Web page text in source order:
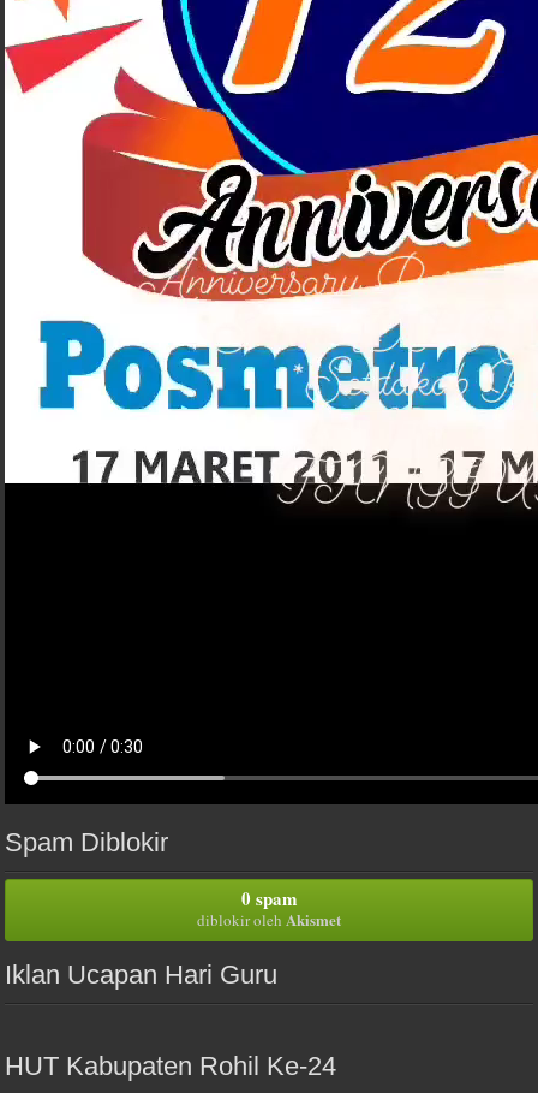
Spam Diblokir
0 spam
diblokir oleh Akismet
Iklan Ucapan Hari Guru
HUT Kabupaten Rohil Ke-24